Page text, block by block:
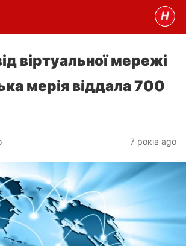
віртуальної мережі
мерія віддала 700
7 років ago